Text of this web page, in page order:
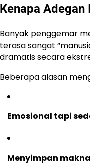
Kenapa Adegan
Banyak penggemar
terasa sangat
dramatis secara
Beberapa alasan
Emosional tapi
Menyimpan